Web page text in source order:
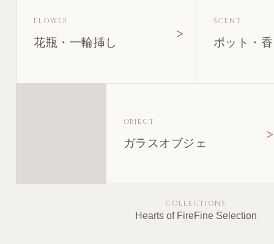
FLOWER
花瓶・一輪挿し
SCENT
ポット・
OBJECT
ガラスオブジェ
COLLECTIONS
Hearts of FireFine Selection